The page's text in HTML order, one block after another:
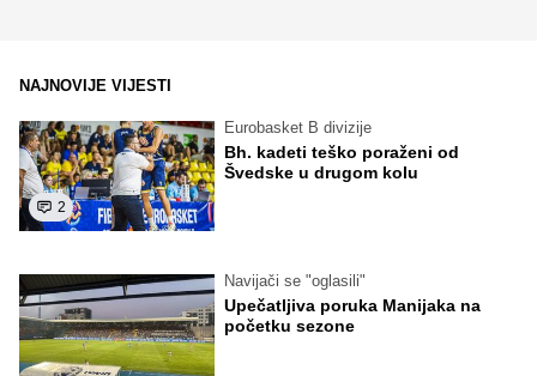
NAJNOVIJE VIJESTI
2
Eurobasket B divizije
Bh. kadeti teško poraženi od
Švedske u drugom kolu
Navijači se "oglasili"
Upečatljiva poruka Manijaka na
početku sezone